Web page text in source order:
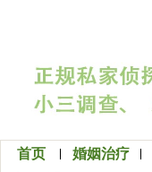
首页 婚姻治疗